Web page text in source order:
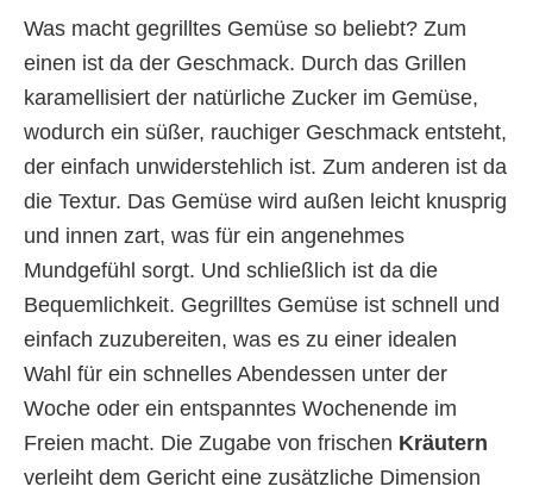
Was macht gegrilltes Gemüse so beliebt? Zum
einen ist da der Geschmack. Durch das Grillen
karamellisiert der natürliche Zucker im Gemüse,
wodurch ein süßer, rauchiger Geschmack entsteht,
der einfach unwiderstehlich ist. Zum anderen ist da
die Textur. Das Gemüse wird außen leicht knusprig
und innen zart, was für ein angenehmes
Mundgefühl sorgt. Und schließlich ist da die
Bequemlichkeit. Gegrilltes Gemüse ist schnell und
einfach zuzubereiten, was es zu einer idealen
Wahl für ein schnelles Abendessen unter der
Woche oder ein entspanntes Wochenende im
Freien macht. Die Zugabe von frischen Kräutern
verleiht dem Gericht eine zusätzliche Dimension